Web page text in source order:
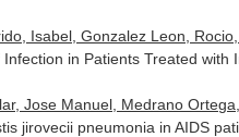
Isabel, Gonzalez Leon,
in Patients Treated with
Jose Manuel, Medrano
jirovecii pneumonia in AIDS